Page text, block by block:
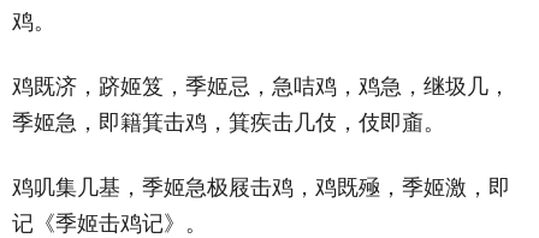
鸡。
鸡既济，跻姬笈，季姬忌，急咭鸡，鸡急，继圾几，
季姬急，即籍箕击鸡，箕疾击几伎，伎即齑。
鸡叽集几基，季姬急极屐击鸡，鸡既殛，季姬激，即
记《季姬击鸡记》。